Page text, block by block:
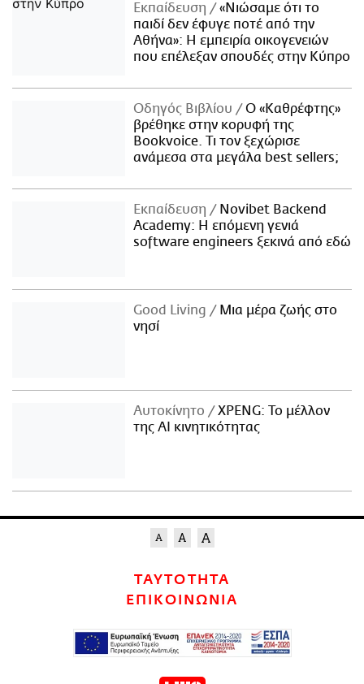
Εκπαίδευση
«Νιώσαμε ότι το
παιδί δεν έφυγε ποτέ από την
Αθήνα»: Η εμπειρία οικογενειών
που επέλεξαν σπουδές στην Κύπρο
Οδηγός Βιβλίου
Ο «Καθρέφτης»
βρέθηκε στην κορυφή της
Bookvoice. Τι τον ξεχώρισε
ανάμεσα στα μεγάλα best sellers;
Εκπαίδευση
Novibet Backend
Academy: Η επόμενη γενιά
software engineers ξεκινά από εδώ
Good Living
Μια μέρα ζωής στο
νησί
Αυτοκίνητο
XPENG: Το μέλλον
της AI κινητικότητας
ΤΑΥΤΟΤΗΤΑ
ΕΠΙΚΟΙΝΩΝΙΑ